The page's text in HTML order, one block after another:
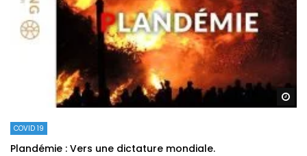
COVID 19
Plandémie : Vers une dictature mondiale.